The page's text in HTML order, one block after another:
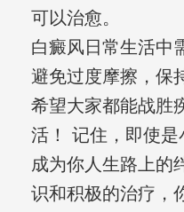
可以治愈。
白癜风日常生活中
避免过度摩擦，保
希望大家都能战胜
活！ 记住，即使
成为你人生路上的
识和积极的治疗，